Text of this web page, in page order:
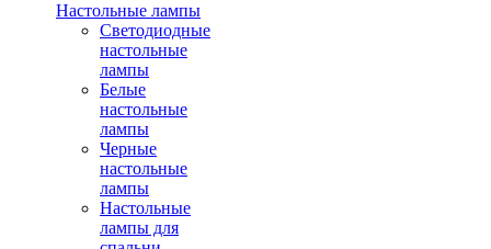
Настольные лампы
Светодиодные
настольные
лампы
Белые
настольные
лампы
Черные
настольные
лампы
Настольные
лампы для